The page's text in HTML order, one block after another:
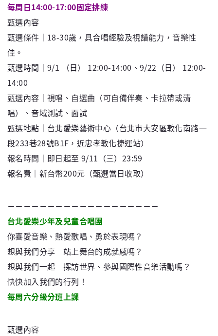
每周日14:00-17:00固定排練
甄選內容
甄選條件｜18-30歲，具合唱經驗及視譜能力，音樂性
佳。
甄選時間｜9/1 （日） 12:00-14:00、9/22（日） 12:00-
14:00
甄選內容｜視唱、自選曲（可自備伴奏、卡拉帶或清
唱）、音域測試、面試
甄選地點｜台北愛樂藝術中心（台北市大安區敦化南路一
段233巷28號B1F，近忠孝敦化捷運站）
報名時間｜即日起至 9/11（三）23:59
報名費｜新台幣200元（甄選當日收取）
－－－－－－－－－－－－－－－－－－－
台北愛樂少年及兒童合唱團
你喜愛音樂、熱愛歌唱、勇於表現嗎？
想與我們分享 站上舞台的成就感嗎？
想與我們一起 探訪世界、參與國際性音樂活動嗎？
快快加入我們的行列！
每周六分級分班上課
甄選內容